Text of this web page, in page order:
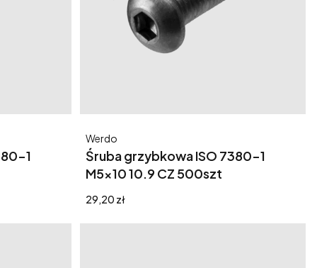
1
Śruba grzybkowa ISO 7380-1
M5x10 10.9 CZ 500szt
Producent
Werdo
Cena
29,20 zł